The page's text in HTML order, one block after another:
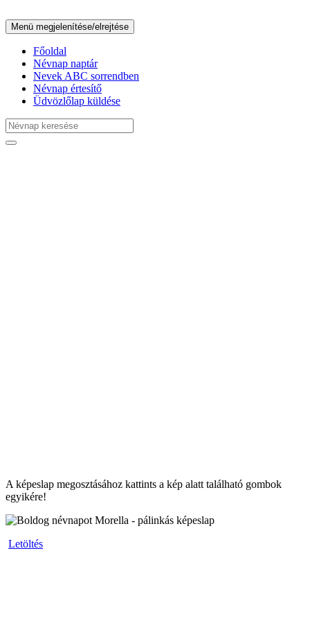
Menü megjelenítése/elrejtése
Főoldal
Névnap naptár
Nevek ABC sorrendben
Névnap értesítő
Üdvözlőlap küldése
A képeslap megosztásához kattints a kép alatt található gombok
egyikére!
Letöltés